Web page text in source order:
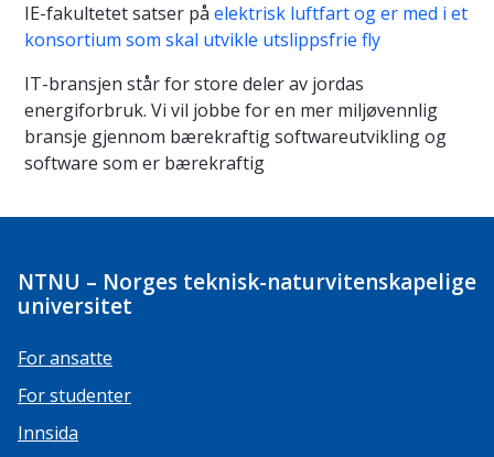
IE-fakultetet satser på elektrisk luftfart og er med i et
konsortium som skal utvikle utslippsfrie fly
IT-bransjen står for store deler av jordas
energiforbruk. Vi vil jobbe for en mer miljøvennlig
bransje gjennom bærekraftig softwareutvikling og
software som er bærekraftig
NTNU – Norges teknisk-naturvitenskapelige
universitet
For ansatte
For studenter
Innsida